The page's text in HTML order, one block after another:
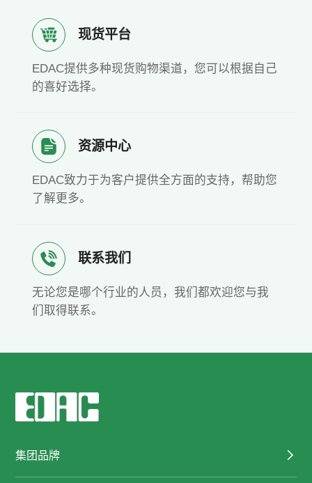
现货平台
EDAC提供多种现货购物渠道，您可以根据自己
的喜好选择。
资源中心
EDAC致力于为客户提供全方面的支持，帮助您
了解更多。
联系我们
无论您是哪个行业的人员，我们都欢迎您与我
们取得联系。
集团品牌